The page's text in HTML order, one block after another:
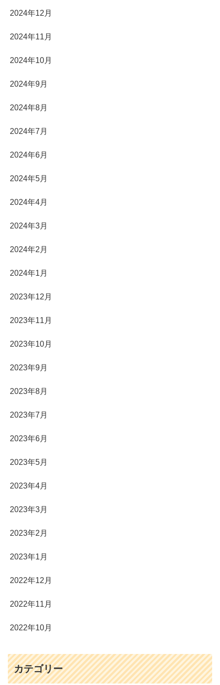
2024年12月
2024年11月
2024年10月
2024年9月
2024年8月
2024年7月
2024年6月
2024年5月
2024年4月
2024年3月
2024年2月
2024年1月
2023年12月
2023年11月
2023年10月
2023年9月
2023年8月
2023年7月
2023年6月
2023年5月
2023年4月
2023年3月
2023年2月
2023年1月
2022年12月
2022年11月
2022年10月
カテゴリー